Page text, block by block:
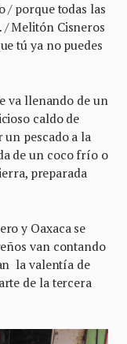
/ porque todas las
Melitón Cisneros
tú ya no puedes
va llenando de un
caldo de
un pescado a la
de un coco frío o
preparada
y Oaxaca se
van contando
la valentía de
de la tercera